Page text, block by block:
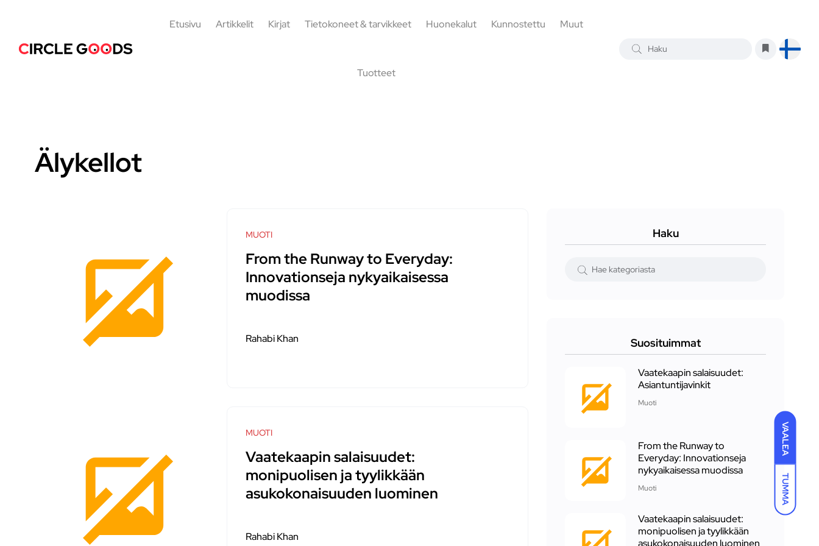
VAALEA
TUMMA
Etusivu Artikkelit Kirjat Tietokoneet & tarvikkeet Huonekalut Kunnostettu Muut
Tuotteet
Älykellot
MUOTI
From the Runway to Everyday:
Innovationseja nykyaikaisessa
muodissa
Rahabi Khan
MUOTI
Vaatekaapin salaisuudet:
monipuolisen ja tyylikkään
asukokonaisuuden luominen
Rahabi Khan
Haku
Suosituimmat
Vaatekaapin salaisuudet:
Asiantuntijavinkit
Muoti
From the Runway to
Everyday: Innovationseja
nykyaikaisessa muodissa
Muoti
Vaatekaapin salaisuudet:
monipuolisen ja tyylikkään
asukokonaisuuden luominen